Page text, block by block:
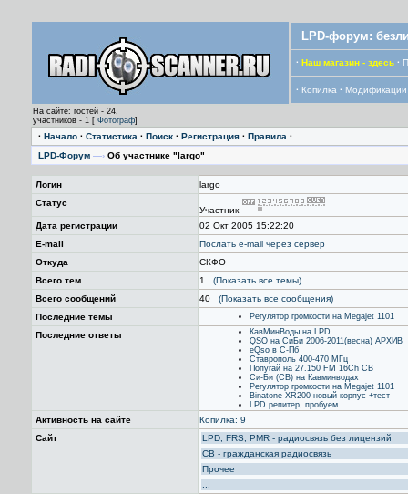
LPD-форум:
· Наш магазин - здесь ·
· Копилка · Модификации
На сайте: гостей - 24,
участников - 1 [ Фотограф]
· Начало · Статистика · Поиск · Регистрация · Правила ·
LPD-Форум —› Об участнике "largo"
Логин
largo
Статус
Участник
Дата регистрации
02 Окт 2005 15:22:20
E-mail
Послать е-mail через сервер
Откуда
СКФО
Всего тем
1
(Показать все темы)
Всего сообщений
40
(Показать все сообщения)
Последние темы
Регулятор громкости на Megajet 1101
Последние ответы
КавМинВоды на LPD
QSO на СиБи 2006-2011(весна) АРХИВ
eQso в С-Пб
Ставрополь 400-470 МГц
Попугай на 27.150 FM 16Ch CB
Си-Би (CB) на Кавминводах
Регулятор громкости на Megajet 1101
Binatone XR200 новый корпус +тест
LPD репитер, пробуем
Активность на сайте
Копилка: 9
Сайт
LPD, FRS, PMR - радиосвязь без лицензий
CB - гражданская радиосвязь
Прочее